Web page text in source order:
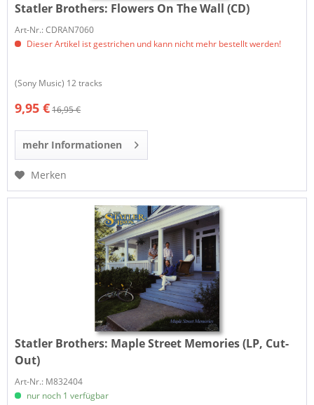
Statler Brothers: Flowers On The Wall (CD)
Art-Nr.: CDRAN7060
Dieser Artikel ist gestrichen und kann nicht mehr bestellt werden!
(Sony Music) 12 tracks
9,95 €16,95 €
mehr Informationen
Merken
Statler Brothers: Maple Street Memories (LP, Cut-
Out)
Art-Nr.: M832404
nur noch 1 verfügbar